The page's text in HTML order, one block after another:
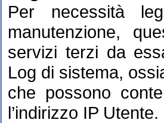
Per necessità
manutenzione,
servizi terzi da
Log di sistema,
che possono
l’indirizzo IP Utente.